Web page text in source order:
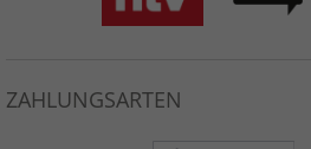
ZAHLUNGSARTEN